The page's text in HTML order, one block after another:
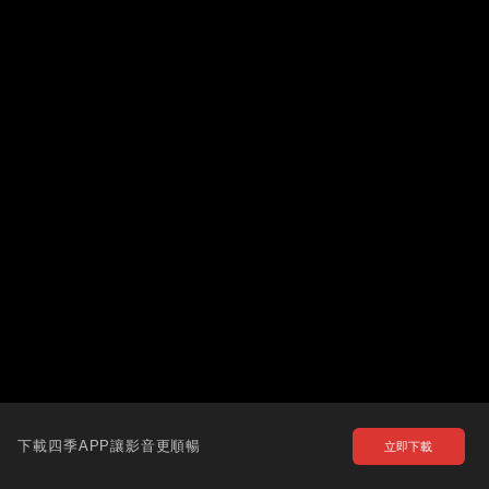
下載四季APP讓影音更順暢 立即下載